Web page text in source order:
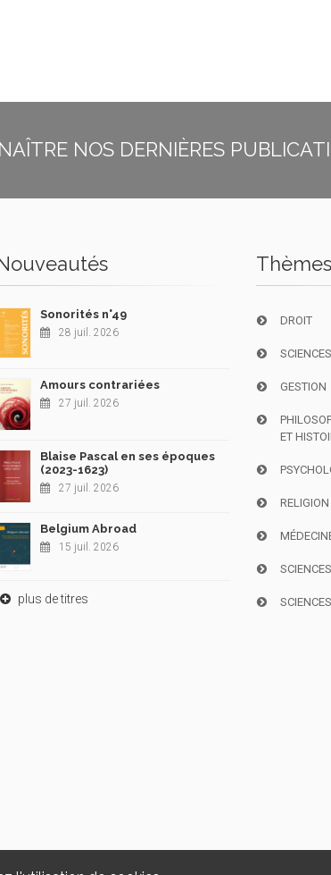
NOS DERNIÈRES
Sonorités n°49
28 juil. 2026
Amours contrariées
27 juil. 2026
Blaise Pascal en ses époques
(2023-1623)
27 juil. 2026
Belgium Abroad
15 juil. 2026
plus de titres
Thèmes
DROIT
GESTION
ET